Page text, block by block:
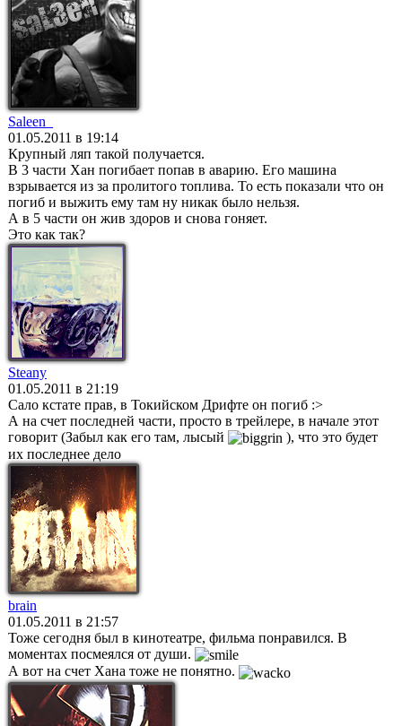
Saleen_
01.05.2011 в 19:14
Крупный ляп такой получается.
В 3 части Хан погибает попав в аварию. Его машина
взрывается из за пролитого топлива. То есть показали что он
погиб и выжить ему там ну никак было нельзя.
А в 5 части он жив здоров и снова гоняет.
Это как так?
Steany
01.05.2011 в 21:19
Сало кстате прав, в Токийском Дрифте он погиб :>
А на счет последней части, просто в трейлере, в начале этот
говорит (Забыл как его там, лысый
), что это будет
их последнее дело
brain
01.05.2011 в 21:57
Тоже сегодня был в кинотеатре, фильма понравился. В
моментах посмеялся от души.
А вот на счет Хана тоже не понятно.